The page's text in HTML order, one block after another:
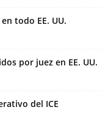
todo EE. UU.
por juez en EE. UU.
del ICE